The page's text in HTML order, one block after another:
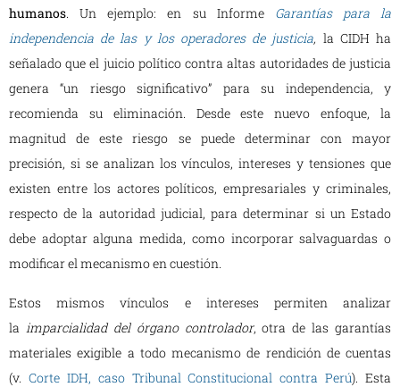
humanos. Un ejemplo: en su Informe
Garantías para la
independencia de las y los operadores de justicia, la CIDH ha
señalado que el juicio político contra altas autoridades de justicia
genera “un riesgo significativo” para su independencia, y
recomienda su eliminación. Desde este nuevo enfoque, la
magnitud de este riesgo se puede determinar con mayor
precisión, si se analizan los vínculos, intereses y tensiones que
existen entre los actores políticos, empresariales y criminales,
respecto de la autoridad judicial, para determinar si un Estado
debe adoptar alguna medida, como incorporar salvaguardas o
modificar el mecanismo en cuestión.
Estos mismos vínculos e intereses permiten analizar
la imparcialidad del órgano controlador, otra de las garantías
materiales exigible a todo mecanismo de rendición de cuentas
(v. Corte IDH, caso Tribunal Constitucional contra Perú). Esta